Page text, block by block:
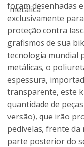
foram desenhadas
exclusivamente
proteção contra
grafismos de sua
tecnologia mundial
metálicas, o
espessura,
transparente, este
quantidade de
versão), que irão
pedivelas, frente da
parte posterior do